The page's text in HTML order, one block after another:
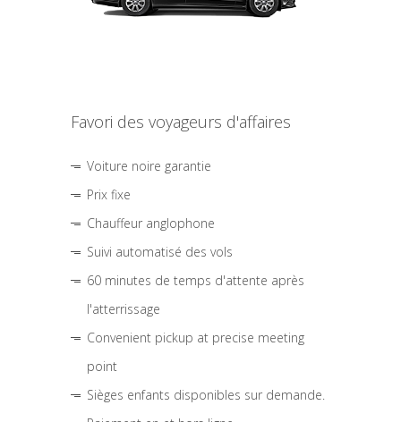
Favori des voyageurs d'affaires
Voiture noire garantie
Prix fixe
Chauffeur anglophone
Suivi automatisé des vols
60 minutes de temps d'attente après
l'atterrissage
Convenient pickup at precise meeting
point
Sièges enfants disponibles sur demande.